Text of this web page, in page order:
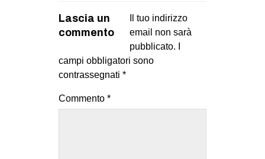
bsky
ms
Lascia un
commento
Il tuo indirizzo
email non sarà
pubblicato.
campi obbligatori sono
contrassegnati *
Commento *